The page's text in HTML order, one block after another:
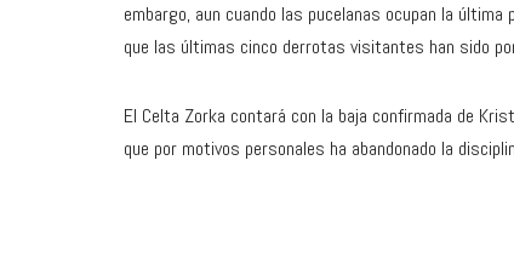
embargo, aun cuando las pucelanas ocupan la
que las últimas cinco derrotas visitantes han sido
El Celta Zorka contará con la baja confirmada de
que por motivos personales ha abandonado la